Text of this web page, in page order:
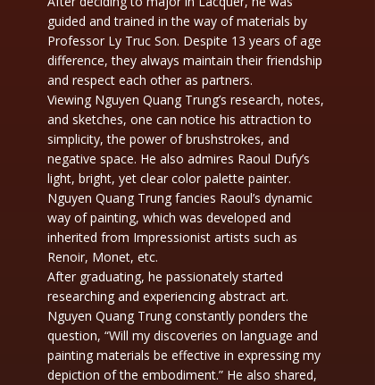
guided and trained in the way of materials by
Professor Ly Truc Son. Despite 13 years of age
difference, they always maintain their friendship
and respect each other as partners.
Viewing Nguyen Quang Trung’s research, notes,
and sketches, one can notice his attraction to
simplicity, the power of brushstrokes, and
negative space. He also admires Raoul Dufy’s
light, bright, yet clear color palette painter.
Nguyen Quang Trung fancies Raoul’s dynamic
way of painting, which was developed and
inherited from Impressionist artists such as
Renoir, Monet, etc.
After graduating, he passionately started
researching and experiencing abstract art.
Nguyen Quang Trung constantly ponders the
question, “Will my discoveries on language and
painting materials be effective in expressing my
depiction of the embodiment.” He also shared,